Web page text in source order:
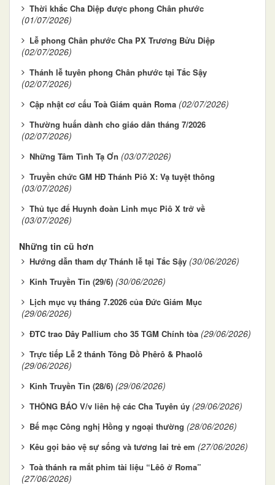
Thời khắc Cha Diệp được phong Chân phước
(01/07/2026)
Lễ phong Chân phước Cha PX Trương Bửu Diệp
(02/07/2026)
Thánh lễ tuyên phong Chân phước tại Tắc Sậy
(02/07/2026)
Cập nhật cơ cấu Toà Giám quản Roma (02/07/2026)
Thường huấn dành cho giáo dân tháng 7/2026
(02/07/2026)
Những Tâm Tình Tạ Ơn (03/07/2026)
Truyền chức GM HĐ Thánh Piô X: Vạ tuyệt thông
(03/07/2026)
Thủ tục để Huynh đoàn Linh mục Piô X trở về
(03/07/2026)
Những tin cũ hơn
Hướng dẫn tham dự Thánh lễ tại Tắc Sậy (30/06/2026)
Kinh Truyền Tin (29/6) (30/06/2026)
Lịch mục vụ tháng 7.2026 của Đức Giám Mục
(29/06/2026)
ĐTC trao Dây Pallium cho 35 TGM Chính tòa (29/06/2026)
Trực tiếp Lễ 2 thánh Tông Đồ Phêrô & Phaolô
(29/06/2026)
Kinh Truyền Tin (28/6) (29/06/2026)
THÔNG BÁO V/v liên hệ các Cha Tuyên úy (29/06/2026)
Bế mạc Công nghị Hồng y ngoại thường (28/06/2026)
Kêu gọi bảo vệ sự sống và tương lai trẻ em (27/06/2026)
Toà thánh ra mắt phim tài liệu “Lêô ở Roma”
(27/06/2026)